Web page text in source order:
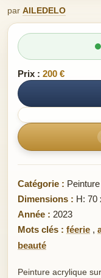
par AILEDELO
Prix : 200 €
Catégorie :
Dimensions : H: 70
Année : 2023
Mots clés : féerie ,
beauté
Peinture acrylique